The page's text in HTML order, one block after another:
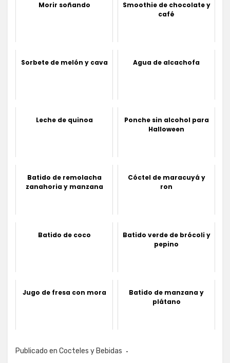
Morir soñando
Smoothie de chocolate y
café
Sorbete de melón y cava Agua de alcachofa
Leche de quinoa
Ponche sin alcohol para
Halloween
Batido de remolacha
zanahoria y manzana
Cóctel de maracuyá y
ron
Batido de coco
Batido verde de brócoli y
pepino
Jugo de fresa con mora
Batido de manzana y
plátano
Publicado en Cocteles y Bebidas